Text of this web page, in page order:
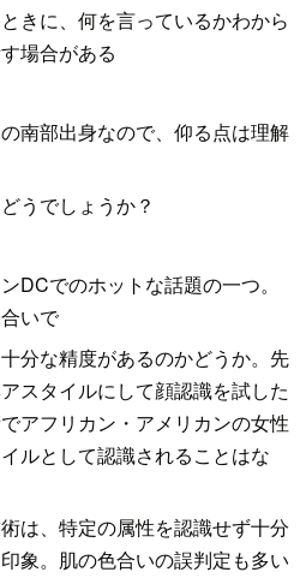
きに、何を言っているかわから
場合がある
南部出身なので、仰る点は理解
うでしょうか？
DCでのホットな話題の一つ。
いで
分な精度があるのかどうか。先
スタイルにして顔認識を試した
アフリカン・アメリカンの女性
ルとして認識されることはな
は、特定の属性を認識せず十分
象。肌の色合いの誤判定も多い